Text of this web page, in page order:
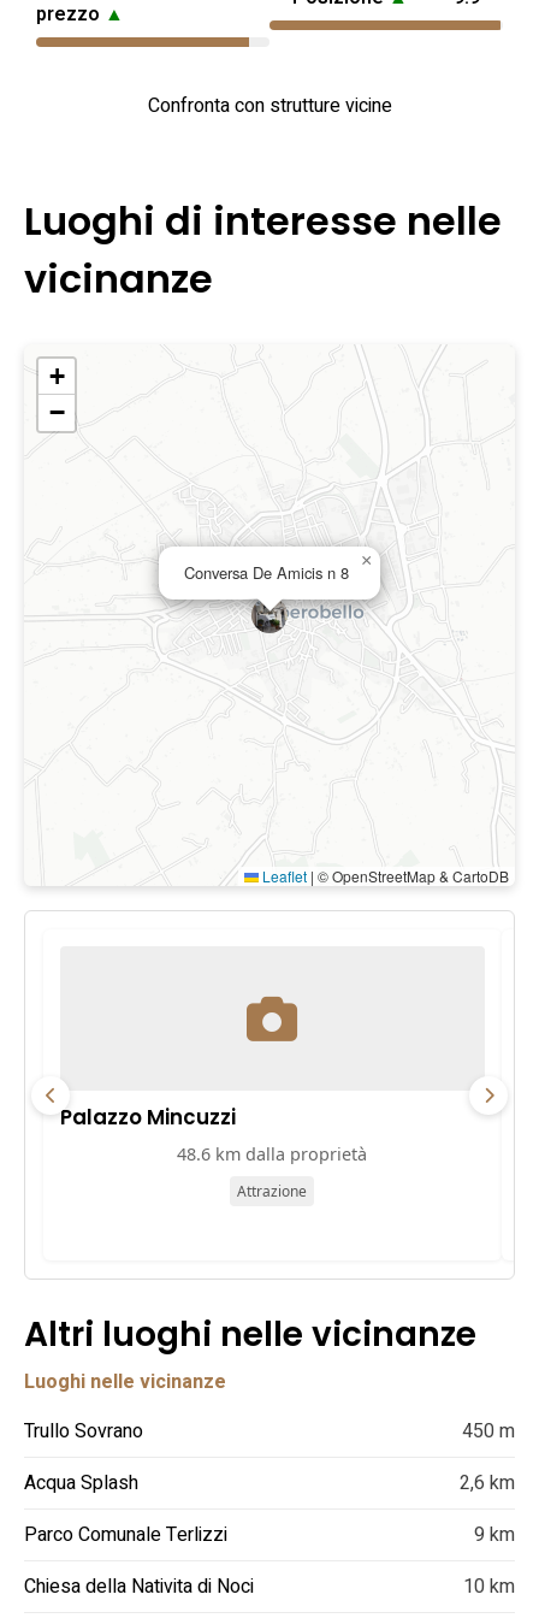
prezzo ▲
Confronta con strutture vicine
Luoghi di interesse nelle
vicinanze
Conversa De Amicis n 8
×
+
−
Leaflet | © OpenStreetMap & CartoDB
Palazzo Mincuzzi
48.6 km dalla proprietà
Attrazione
Altri luoghi nelle vicinanze
Luoghi nelle vicinanze
Trullo Sovrano
450 m
Acqua Splash
2,6 km
Parco Comunale Terlizzi
9 km
Chiesa della Nativita di Noci
10 km